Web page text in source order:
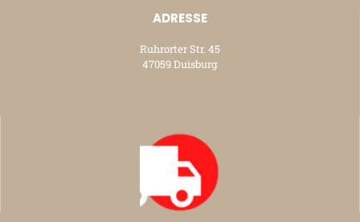
ADRESSE
Ruhrorter Str. 45
47059 Duisburg